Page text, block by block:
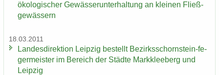
öko­lo­gi­scher Ge­wäs­ser­un­ter­hal­tung an klei­nen Fließ­
ge­wäs­sern
18.03.2011
Lan­des­di­rek­ti­on Leip­zig be­stellt Bezirksschornstein-​ fe­
ger­meis­ter im Be­reich der Städ­te Mark­klee­berg und
Leip­zig